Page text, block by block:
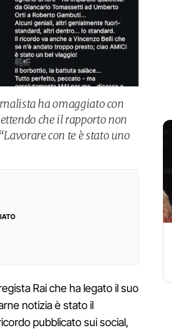
ha omaggiato con
che il rapporto non
con te è stato uno
Rai che ha legato il suo
notizia è stato il
pubblicato sui social,